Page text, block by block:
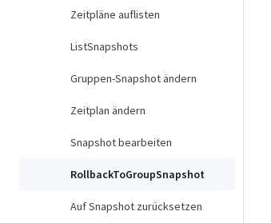
Zeitpläne auflisten
ListSnapshots
Gruppen-Snapshot ändern
Zeitplan ändern
Snapshot bearbeiten
RollbackToGroupSnapshot
Auf Snapshot zurücksetzen